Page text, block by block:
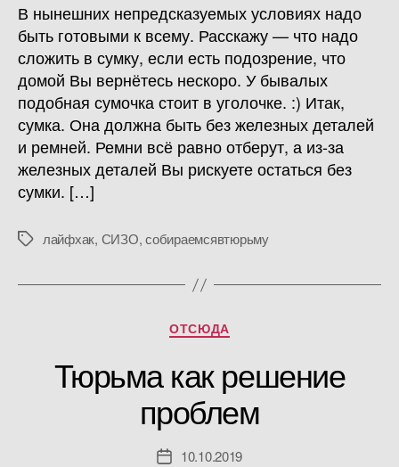
В нынешних непредсказуемых условиях надо
быть готовыми к всему. Расскажу — что надо
сложить в сумку, если есть подозрение, что
домой Вы вернётесь нескоро. У бывалых
подобная сумочка стоит в уголочке. :) Итак,
сумка. Она должна быть без железных деталей
и ремней. Ремни всё равно отберут, а из-за
железных деталей Вы рискуете остаться без
сумки. […]
Меткилайфхак, СИЗО,собираемсявтюрьму
Рубрики
ОТСЮДА
Тюрьма как решение
проблем
Дата10.10.2019